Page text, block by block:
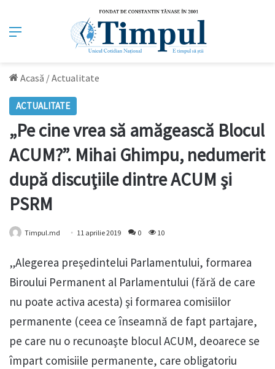
Meniu
Acasă /Actualitate
ACTUALITATE
„Pe cine vrea să amăgească Blocul
ACUM?”. Mihai Ghimpu, nedumerit
după discuţiile dintre ACUM şi
PSRM
Timpul.md 11 aprilie 2019 0 10
„Alegerea preşedintelui Parlamentului, formarea
Biroului Permanent al Parlamentului (fără de care
nu poate activa acesta) şi formarea comisiilor
permanente (ceea ce înseamnă de fapt partajare,
pe care nu o recunoaşte blocul ACUM, deoarece se
împart comisiile permanente, care obligatoriu